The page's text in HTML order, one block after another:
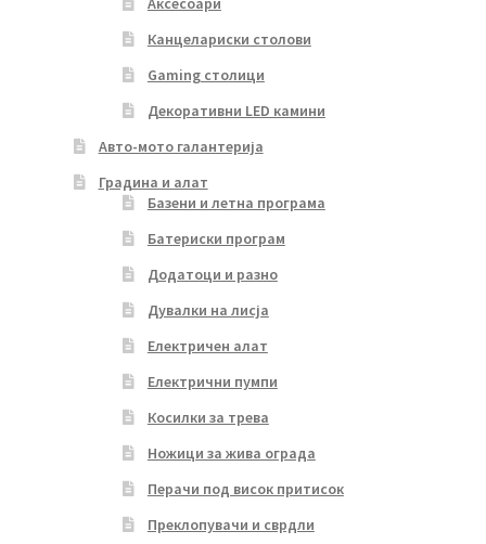
Канцелариски столови
Gaming столици
Декоративни LED камини
Авто-мото галантерија
Градина и алат
Базени и летна програма
Батериски програм
Додатоци и разно
Дувалки на лисја
Електричен алат
Електрични пумпи
Косилки за трева
Ножици за жива ограда
Перачи под висок притисок
Преклопувачи и сврдли